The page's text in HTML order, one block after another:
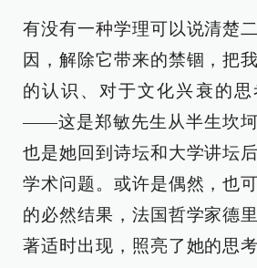
有没有一种学理可以说清楚
因，解除它带来的禁锢，把
的认识、对于文化兴衰的思
——这是郑敏先生从半生坎坷
也是她回到诗坛和大学讲坛
学术问题。或许是偶然，也
的必然结果，法国哲学家德
著适时出现，照亮了她的思